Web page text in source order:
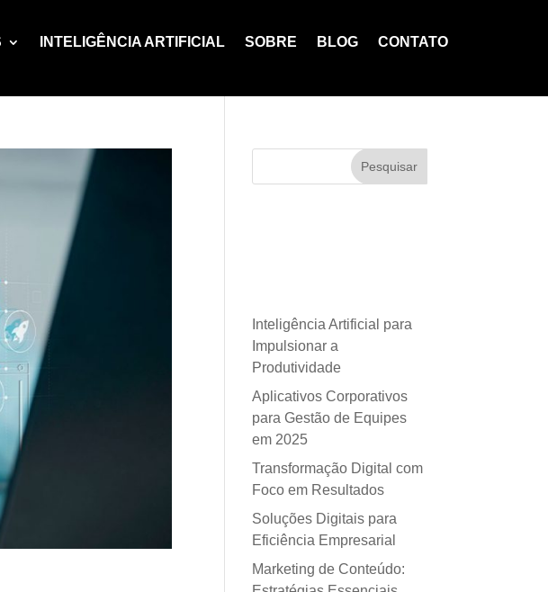
INTELIGÊNCIA ARTIFICIAL SOBRE BLOG CONTATO
Pesquisar
Inteligência Artificial para
Impulsionar a
Produtividade
Aplicativos Corporativos
para Gestão de Equipes
em 2025
Transformação Digital com
Foco em Resultados
Soluções Digitais para
Eficiência Empresarial
Marketing de Conteúdo: